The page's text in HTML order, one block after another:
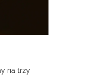
na trzy